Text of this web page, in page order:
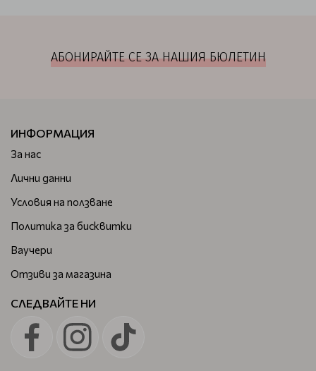
АБОНИРАЙТЕ СЕ ЗА НАШИЯ БЮЛЕТИН
ИНФОРМАЦИЯ
За нас
Лични данни
Условия на ползване
Политика за бисквитки
Ваучери
Отзиви за магазина
СЛЕДВАЙТЕ НИ